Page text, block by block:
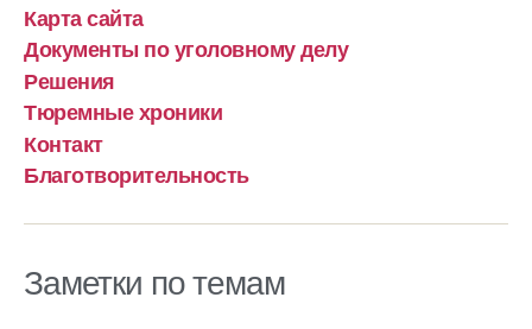
Карта сайта
Документы по уголовному делу
Решения
Тюремные хроники
Контакт
Благотворительность
Заметки по темам